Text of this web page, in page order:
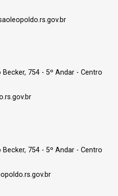
754 - 5º Andar - Centro
754 - 5º Andar - Centro